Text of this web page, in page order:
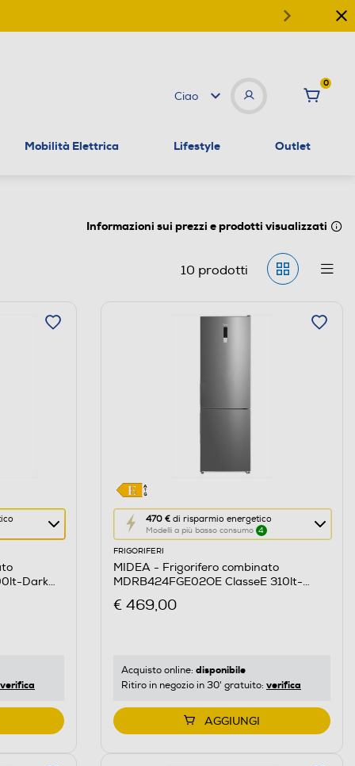
Ciao
0
Mobilità Elettrica Lifestyle Outlet
Informazioni sui prezzi e prodotti visualizzati
10 prodotti
Dark
verifica
470 €di risparmio energetico
Modelli a più basso consumo 4
Questa
azione
aprirà
il
di
di
Youreko.
FRIGORIFERI
MIDEA - Frigorifero combinato
MDRB424FGE02OE ClasseE 310lt-
€ 469,00
Acquisto online: disponibile
Ritiro in negozio in 30' gratuito: verifica
AGGIUNGI